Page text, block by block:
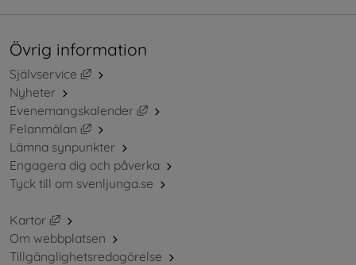
Övrig information
Självservice
Länk till annan webbplats, öppnas i nytt fönster.
Nyheter
Evenemangskalender
Länk till annan webbplats, öppnas i
Felanmälan
Länk till annan webbplats, öppnas i nytt fönster.
Lämna synpunkter
Engagera dig och påverka
Tyck till om svenljunga.se
Kartor
Länk till annan webbplats, öppnas i nytt fönster.
Om webbplatsen
Tillgänglighetsredogörelse